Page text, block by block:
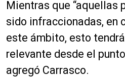
Mientras que “aquellas
sido infraccionadas, en
este ámbito, esto
relevante desde el
agregó Carrasco.